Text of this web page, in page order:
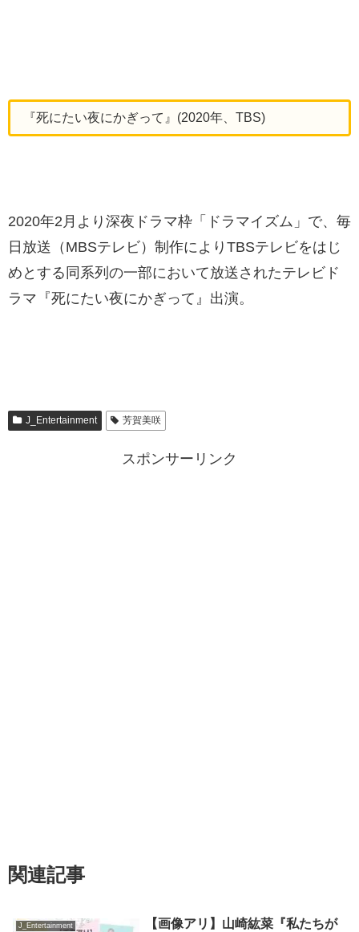
『死にたい夜にかぎって』(2020年、TBS)
2020年2月より深夜ドラマ枠「ドラマイズム」で、毎
日放送（MBSテレビ）制作によりTBSテレビをはじ
めとする同系列の一部において放送されたテレビド
ラマ『死にたい夜にかぎって』出演。
J_Entertainment 芳賀美咲
スポンサーリンク
関連記事
J_Entertainment 【画像アリ】山崎紘菜『私たちが